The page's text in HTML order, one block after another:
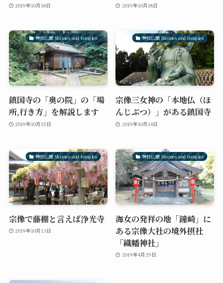
2019年10月18日 2019年10月18日
神社仏閣 Shrines and temples
鎮国寺の「奥の院」の「場
所,行き方」を解説します
2019年10月15日
神社仏閣 Shrines and temples
宗像三女神の「本地仏（ほ
んじぶつ）」がある鎮国寺
2019年10月14日
神社仏閣 Shrines and temples
宗像で藤棚と言えば浄光寺
2019年10月13日
神社仏閣 Shrines and temples
海女の発祥の地「鐘崎」に
ある宗像大社の境外摂社
「織幡神社」
2019年4月29日